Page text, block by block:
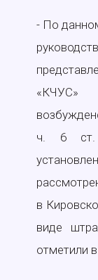
- По
«КЧУС»
ч. 6 ст.
в
виде
отметили